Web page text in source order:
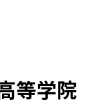
等学院